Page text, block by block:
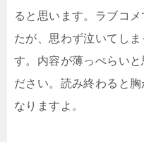
ると思います。ラブコ
たが、思わず泣いてし
す。内容が薄っぺらい
ださい。読み終わると
なりますよ。